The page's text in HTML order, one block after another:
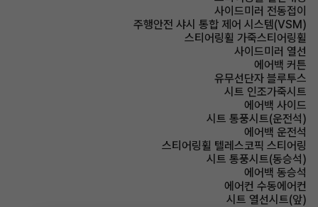
사이드미러 전동접이
주행안전 샤시 통합 제어 시스템(VSM)
스티어링휠 가죽스티어링휠
사이드미러 열선
에어백 커튼
유무선단자 블루투스
시트 인조가죽시트
에어백 사이드
시트 통풍시트(운전석)
에어백 운전석
스티어링휠 텔레스코픽 스티어링
시트 통풍시트(동승석)
에어백 동승석
에어컨 수동에어컨
시트 열선시트(앞)